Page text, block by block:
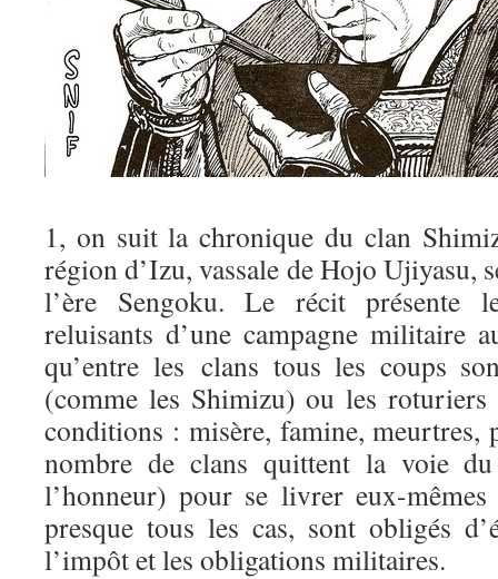
1, on suit la chronique du clan
région d’Izu, vassale de Hojo Ujiyasu,
l’ère Sengoku. Le récit présente
reluisants d’une campagne militaire
qu’entre les clans tous les coups
(comme les Shimizu) ou les
conditions : misère, famine, meurtres,
nombre de clans quittent la voie
l’honneur) pour se livrer eux-
presque tous les cas, sont obligés
l’impôt et les obligations militaires.